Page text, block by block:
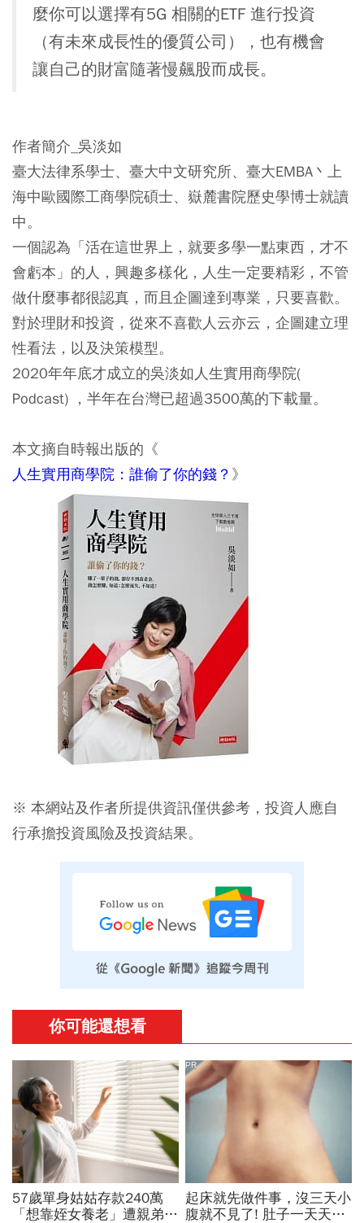
麼你可以選擇有5G 相關的ETF 進行投資
（有未來成長性的優質公司），也有機會
讓自己的財富隨著慢飆股而成長。
作者簡介_吳淡如
臺大法律系學士、臺大中文研究所、臺大EMBA丶上
海中歐國際工商學院碩士、嶽麓書院歷史學博士就讀
中。
一個認為「活在這世界上，就要多學一點東西，才不
會虧本」的人，興趣多樣化，人生一定要精彩，不管
做什麼事都很認真，而且企圖達到專業，只要喜歡。
對於理財和投資，從來不喜歡人云亦云，企圖建立理
性看法，以及決策模型。
2020年年底才成立的吳淡如人生實用商學院(
Podcast) ，半年在台灣已超過3500萬的下載量。
本文摘自時報出版的《
人生實用商學院：誰偷了你的錢？ 》
※ 本網站及作者所提供資訊僅供參考，投資人應自
行承擔投資風險及投資結果。